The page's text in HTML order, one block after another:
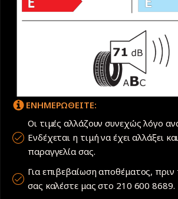
ΕΝΗΜΕΡΩΘΕΙΤΕ:
Οι τιμές αλλάζουν συνεχώς λόγο
Ενδέχεται η τιμή να έχει αλλάξει
παραγγελία σας.
Για επιβεβαίωση αποθέματος, πριν
σας καλέστε μας στο 210 600 8689.